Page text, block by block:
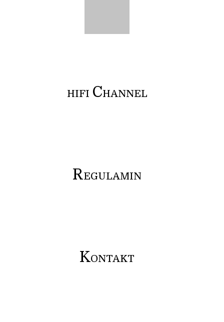
HIFI CHANNEL
REGULAMIN
KONTAKT